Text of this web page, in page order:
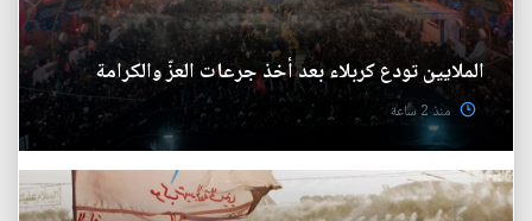
الملايين تودع كربلاء بعد أخذ جرعات العزّ والكرامة
منذ 2 ساعة